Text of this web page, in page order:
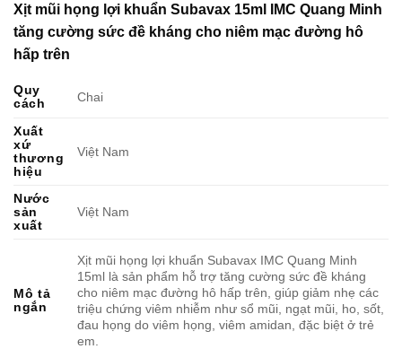
Xịt mũi họng lợi khuẩn Subavax 15ml IMC Quang Minh
tăng cường sức đề kháng cho niêm mạc đường hô
hấp trên
Quy
cách
Chai
Xuất
xứ
thương
hiệu
Việt Nam
Nước
sản
xuất
Việt Nam
Mô tả
ngắn
Xịt mũi họng lợi khuẩn Subavax IMC Quang Minh
15ml là sản phẩm hỗ trợ tăng cường sức đề kháng
cho niêm mạc đường hô hấp trên, giúp giảm nhẹ các
triệu chứng viêm nhiễm như sổ mũi, ngạt mũi, ho, sốt,
đau họng do viêm họng, viêm amidan, đặc biệt ở trẻ
em.